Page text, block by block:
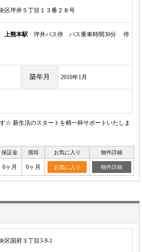
区坪井５丁目１３番２８号
上熊本駅 坪井バス停 バス乗車時間30分 停
築年月 2010年1月
☆ 新生活のスタートを精一杯サポートいたしま
保証金 償却 お気に入り 物件詳細
0ヶ月 0ヶ月 お気に入り 物件詳細
区国府３丁目3-9-1